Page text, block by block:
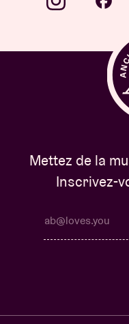
Mettez de la
Inscrivez-